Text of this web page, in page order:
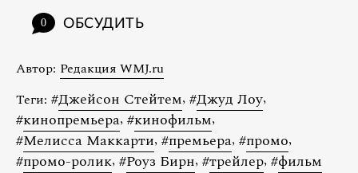
0 ОБСУДИТЬ
Автор: Редакция WMJ.ru
Теги: #Джейсон Стейтем, #Джуд Лоу,
#кинопремьера, #кинофильм,
#Мелисса Маккарти, #премьера, #промо,
#промо-ролик, #Роуз Бирн, #трейлер, #фильм